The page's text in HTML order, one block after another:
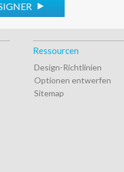
Ressourcen
Design-Richtlinien
Optionen entwerfen
Sitemap